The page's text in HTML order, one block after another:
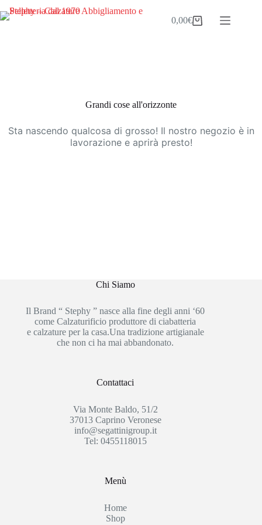
al
Carrello
0,00€
Grandi cose all'orizzonte
Sta nascendo qualcosa di grosso! Il nostro negozio è in
lavorazione e aprirà presto!
Chi Siamo
Il Brand “ Stephy ” nasce alla fine degli anni ‘60
come Calzaturificio produttore di ciabatteria
e calzature per la casa.Una tradizione artigianale
che non ci ha mai abbandonato.
Contattaci
Via Monte Baldo, 51/2
37013 Caprino Veronese
info@segattinigroup.it
Tel: 0455118015
Menù
Home
Shop